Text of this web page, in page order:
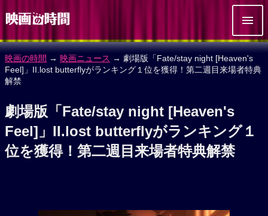
映画の時間 → 映画ニュース → 劇場版「Fate/stay night [Heaven's
Feel]」II.lost butterflyがランキング１位を獲得！第二週目来場者特典
解禁
劇場版「Fate/stay night [Heaven's
Feel]」II.lost butterflyがランキング１
位を獲得！第二週目来場者特典解禁